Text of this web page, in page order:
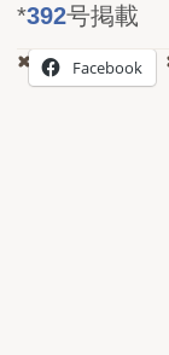
*392号掲載
Facebook